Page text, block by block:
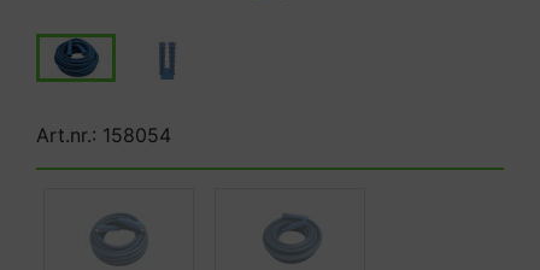
Art.nr.: 158054